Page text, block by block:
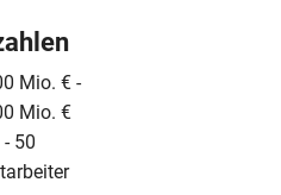
erfolgt im
Einarbeitung
Übergang für den Käufer
richtet sich an
Pflegegruppen
Mio. € -
Mio. €
50